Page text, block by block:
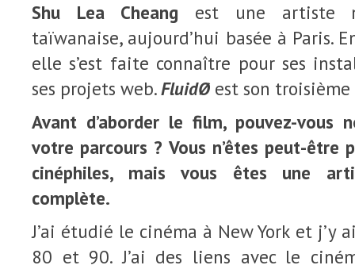
Shu Lea Cheang est une artiste
taïwanaise, aujourd’hui basée à Paris.
elle s’est faite connaître pour ses
ses projets web.FluidØ est son
Avant d’aborder le film, pouvez-vous
votre parcours ? Vous n’êtes peut-être
cinéphiles, mais vous êtes une
complète.
J’ai étudié le cinéma à New York et j’y
80 et 90. J’ai des liens avec le